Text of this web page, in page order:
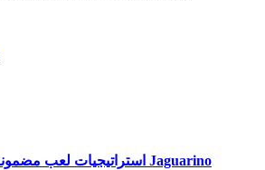
استراتيجيات لعب مضمونة: العب بثقة في كازينو Jaguarino